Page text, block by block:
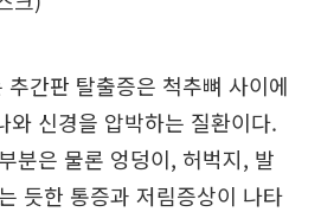
간판 탈출증은 척추뼈 사이에
와 신경을 압박하는 질환이다.
분은 물론 엉덩이, 허벅지, 발
듯한 통증과 저림증상이 나타